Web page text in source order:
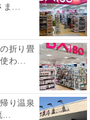
...
折り畳
わ...
り温泉